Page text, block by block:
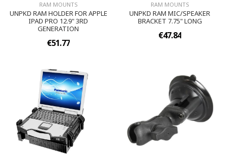
RAM MOUNTS
UNPKD RAM HOLDER FOR APPLE
IPAD PRO 12.9" 3RD
GENERATION
€51.77
RAM MOUNTS
UNPKD RAM MIC/SPEAKER
BRACKET 7.75" LONG
€47.84